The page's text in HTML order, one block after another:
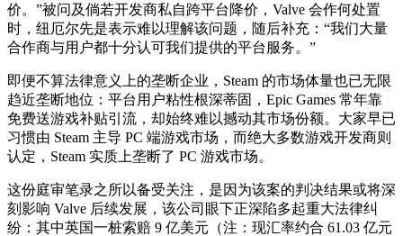
价。”被问及倘若开发商私自跨平台降价，Valve 会作何处置
时，纽厄尔先是表示难以理解该问题，随后补充：“我们大量
合作商与用户都十分认可我们提供的平台服务。”
即便不算法律意义上的垄断企业，Steam 的市场体量也已无限
趋近垄断地位：平台用户粘性根深蒂固，Epic Games 常年靠
免费送游戏补贴引流，却始终难以撼动其市场份额。大家早已
习惯由 Steam 主导 PC 端游戏市场，而绝大多数游戏开发商则
认定，Steam 实质上垄断了 PC 游戏市场。
这份庭审笔录之所以备受关注，是因为该案的判决结果或将深
刻影响 Valve 后续发展，该公司眼下正深陷多起重大法律纠
纷：其中英国一桩索赔 9 亿美元（注：现汇率约合 61.03 亿元